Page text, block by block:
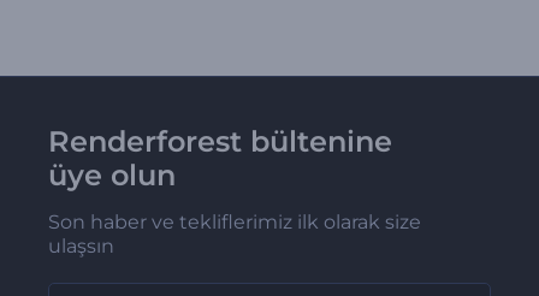
Renderforest bültenine
üye olun
Son haber ve tekliflerimiz ilk olarak size
ulaşsın